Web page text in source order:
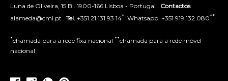
Luna de Oliveira, 15 B . 1900-166 Lisboa - Portugal . Contactos:
alameda@cml.pt . Tel. +351 21 131 93 14* . Whatsapp. +351 919 132 080**
*chamada para a rede fixa nacional **chamada para a rede móvel
nacional